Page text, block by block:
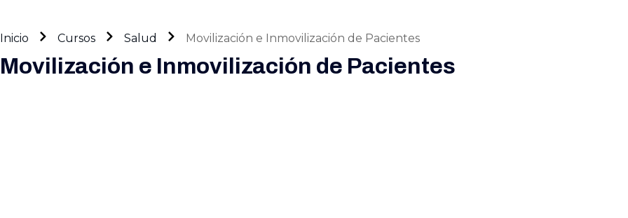
Inicio
Cursos Salud Movilización e Inmovilización de Pacientes
Movilización e Inmovilización de Pacientes